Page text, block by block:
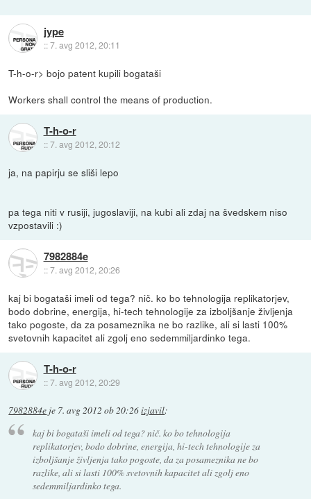
jype
::7. avg 2012, 20:11
T-h-o-r> bojo patent kupili bogataši
Workers shall control the means of production.
T-h-o-r
::7. avg 2012, 20:12
ja, na papirju se sliši lepo
pa tega niti v rusiji, jugoslaviji, na kubi ali zdaj na švedskem niso
vzpostavili :)
7982884e
::7. avg 2012, 20:26
kaj bi bogataši imeli od tega? nič. ko bo tehnologija replikatorjev,
bodo dobrine, energija, hi-tech tehnologije za izboljšanje življenja
tako pogoste, da za posameznika ne bo razlike, ali si lasti 100%
svetovnih kapacitet ali zgolj eno sedemmiljardinko tega.
T-h-o-r
::7. avg 2012, 20:29
7982884e je 7. avg 2012 ob 20:26izjavil:
kaj bi bogataši imeli od tega? nič. ko bo tehnologija
replikatorjev, bodo dobrine, energija, hi-tech tehnologije za
izboljšanje življenja tako pogoste, da za posameznika ne bo
razlike, ali si lasti 100% svetovnih kapacitet ali zgolj eno
sedemmiljardinko tega.